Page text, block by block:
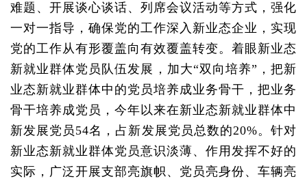
难题、开展谈心谈话、列席会议活动等方式，强化
一对一指导，确保党的工作深入新业态企业，实现
党的工作从有形覆盖向有效覆盖转变。着眼新业态
新就业群体党员队伍发展，加大“双向培养”，把新
业态新就业群体中的党员培养成业务骨干，把业务
骨干培养成党员，今年以来在新业态新就业群体中
新发展党员54名，占新发展党员总数的20%。针对
新业态新就业群体党员意识淡薄、作用发挥不好的
实际，广泛开展支部亮旗帜、党员亮身份、车辆亮